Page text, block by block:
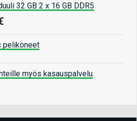
32 GB 2 x 16 GB DDR5
pelikoneet
myös kasauspalvelu